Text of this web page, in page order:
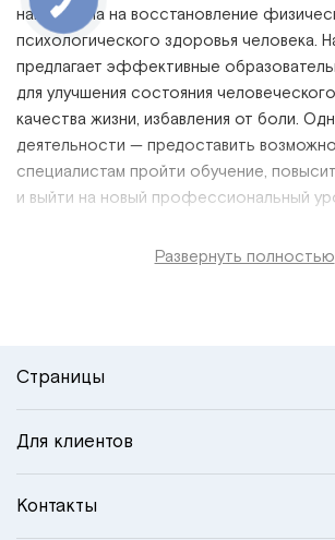
направлена на восстановление
психологического здоровья человека.
предлагает эффективные
для улучшения состояния
качества жизни, избавления от боли.
деятельности — предоставить
специалистам пройти обучение,
и выйти на новый профессиональный
Развернуть полностью
Страницы
Для клиентов
Контакты